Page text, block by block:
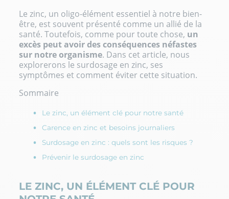
Le zinc, un oligo-élément essentiel à notre bien-
être, est souvent présenté comme un allié de la
santé. Toutefois, comme pour toute chose, un
excès peut avoir des conséquences néfastes
sur notre organisme. Dans cet article, nous
explorerons le surdosage en zinc, ses
symptômes et comment éviter cette situation.
Sommaire
Le zinc, un élément clé pour notre santé
Carence en zinc et besoins journaliers
Surdosage en zinc : quels sont les risques ?
Prévenir le surdosage en zinc
LE ZINC, UN ÉLÉMENT CLÉ POUR